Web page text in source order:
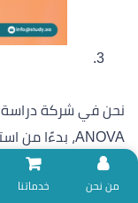
نحن في شركة دراسة
وحتى إعداد نتائج
الأكاديمية.
نلتزم بتقديم خدمات
خدماتنا
من نحن